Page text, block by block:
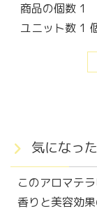
商品の個数 1
ユニット数 1
気になっ
このアロマテ
香りと美容効